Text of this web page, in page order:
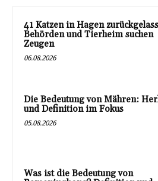
41 Katzen in Hagen
Behörden und Tierheim suchen
Zeugen
06.08.2026
Die Bedeutung von Mähren:
und Definition im Fokus
05.08.2026
Was ist die Bedeutung von